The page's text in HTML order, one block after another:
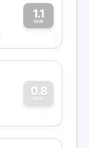
1.1
MW1
0.8
MW
0